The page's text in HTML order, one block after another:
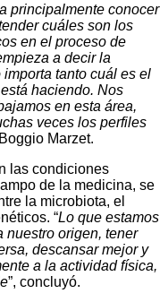
principalmente conocer
cuáles son los
en el proceso de
a decir la
tanto cuál es el
haciendo. Nos
en esta área,
veces los perfiles
Marzet.
las condiciones
de la medicina, se
la microbiota, el
“Lo que estamos
nuestro origen, tener
descansar mejor y
a la actividad física,
”, concluyó.